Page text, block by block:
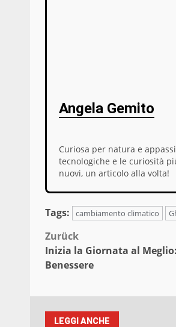
Angela Gemito
Curiosa per natura e
tecnologiche e le curiosità
nuovi, un articolo alla volta!
Tags: cambiamento climatico
Zurück
Inizia la Giornata al
Benessere
LEGGI ANCHE